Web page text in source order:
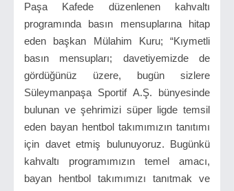
Paşa Kafede düzenlenen kahvaltı
programında basın mensuplarına hitap
eden başkan Mülahim Kuru; “Kıymetli
basın mensupları; davetiyemizde de
gördüğünüz üzere, bugün sizlere
Süleymanpaşa Sportif A.Ş. bünyesinde
bulunan ve şehrimizi süper ligde temsil
eden bayan hentbol takımımızın tanıtımı
için davet etmiş bulunuyoruz. Bugünkü
kahvaltı programımızın temel amacı,
bayan hentbol takımımızı tanıtmak ve